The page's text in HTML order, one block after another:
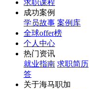
求职课程
成功案例
学员故事 案例库
全球offer榜
个人中心
热门资讯
就业指南 求职简历
答
关于海马职加